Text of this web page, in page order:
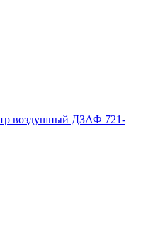
воздушный ДЗАФ 721-